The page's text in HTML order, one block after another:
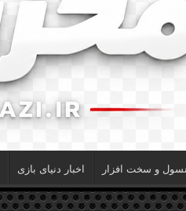
و سخت افزار اخبار دنیای بازی